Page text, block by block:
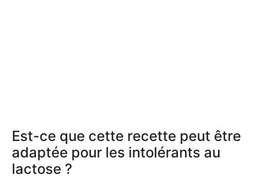
Est-ce que cette recette peut être
adaptée pour les intolérants au
lactose ?